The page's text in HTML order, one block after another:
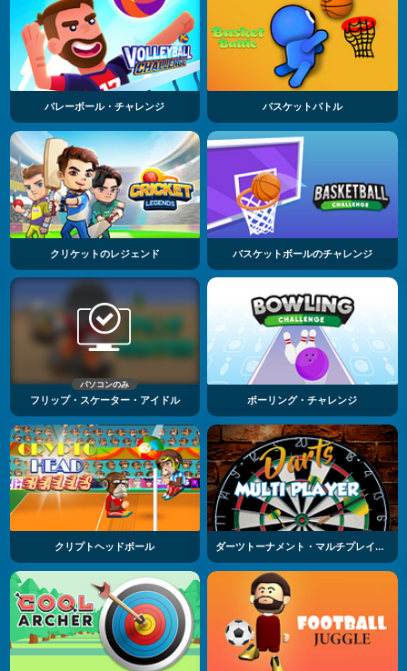
バレーボール・チャレンジ バスケットバトル
クリケットのレジェンド バスケットボールのチャレンジ
パソコンのみ
フリップ・スケーター・アイドル ボーリング・チャレンジ
クリプトヘッドボール ダーツトーナメント・マルチプレイヤー